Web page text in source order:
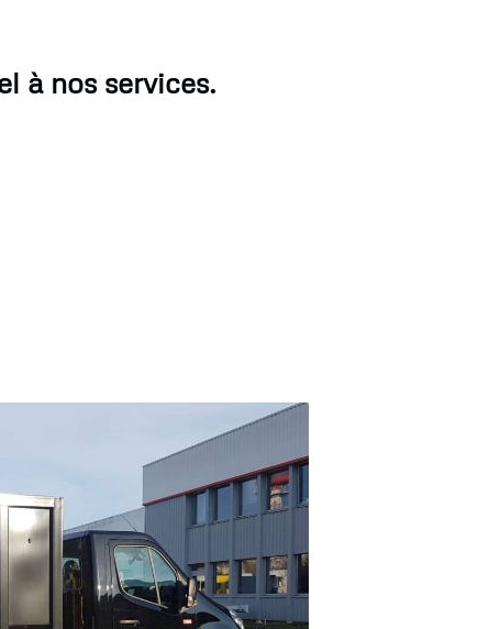
à nos services.